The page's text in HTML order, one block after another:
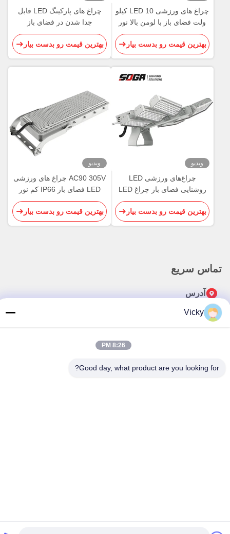
چراغ های ورزشی LED 10 کیلو
ولت فضای باز با لومن بالا نور
استادیوم در فضای باز بادوام
بهترین قیمت رو بدست بیار
چراغ های پارکینگ LED قابل
جدا شدن در فضای باز
نورپردازی ورزشی آرنا ضد آب
بهترین قیمت رو بدست بیار
ویدیو
چراغ‌های ورزشی LED
روشنایی فضای باز چراغ LED
کریکت ساده IP66
بهترین قیمت رو بدست بیار
ویدیو
AC90 305V چراغ های ورزشی
LED فضای باز IP66 کم نور
روشنایی زمین تنیس
بهترین قیمت رو بدست بیار
تماس سریع
آدرس
منطقه Longgang، شنژن، چین
ایمیل
Vicky
8:26 PM
Good day, what product are you looking for?